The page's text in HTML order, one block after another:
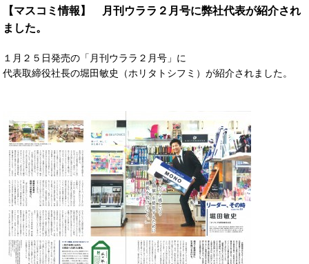
【マスコミ情報】 月刊ウララ２月号に弊社代表が紹介され
ました。
１月２５日発売の「月刊ウララ２月号」に
代表取締役社長の堀田敏史（ホリタトシフミ）が紹介されました。